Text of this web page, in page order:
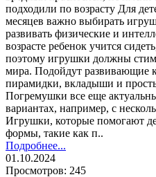
подходили по возрасту Для
месяцев важно выбирать
развивать физические и
возрасте ребенок учится
поэтому игрушки должны
мира. Подойдут развивающие
пирамидки, вкладыши и
Погремушки все еще
вариантах, например, с
Игрушки, которые помогают
формы, такие как п..
Подробнее...
01.10.2024
Просмотров: 245